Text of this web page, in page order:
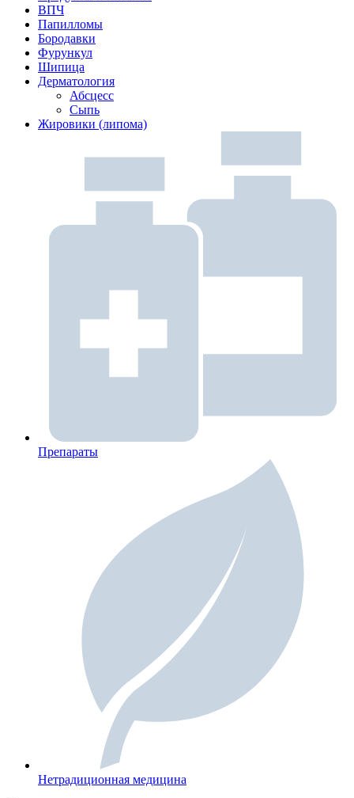
ВПЧ
Папилломы
Бородавки
Фурункул
Шипица
Дерматология
Абсцесс
Сыпь
Жировики (липома)
Препараты
Нетрадиционная медицина